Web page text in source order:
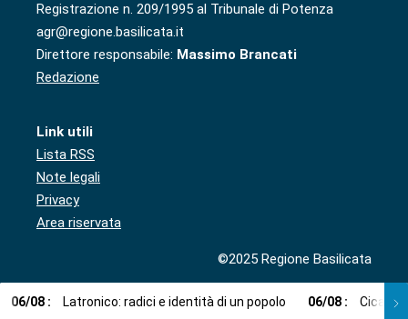
Registrazione n. 209/1995 al Tribunale di Potenza
agr@regione.basilicata.it
Direttore responsabile: Massimo Brancati
Redazione
Link utili
Lista RSS
Note legali
Privacy
Area riservata
©2025 Regione Basilicata
06/08 : Latronico: radici e identità di un popolo 06/08 : Cicala: